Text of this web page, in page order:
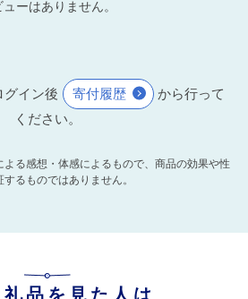
ューはありません。
グイン後 寄付履歴
から行って
ください。
る感想・体感によるもので、商品の効果や性
するものではありません。
品を見た人は